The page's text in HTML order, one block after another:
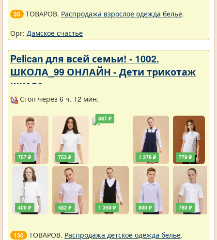
35 ТОВАРОВ. Распродажа взрослое одежда белье.
Орг: Дамское счастье
Pelican для всей семьи! - 1002.
ШКОЛА_99 ОНЛАЙН - Дети трикотаж
школа
Стоп через 6 ч. 12 мин.
757 ₽
400 ₽
753 ₽
582 ₽
687 ₽
1 350 ₽
1 379 ₽
800 ₽
779 ₽
780 ₽
130 ТОВАРОВ. Распродажа детское одежда белье.